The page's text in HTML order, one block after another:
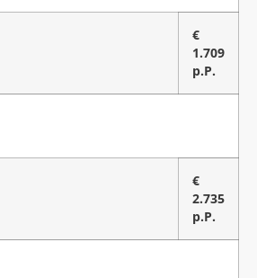
€
1.709
p.P.
€
2.735
p.P.